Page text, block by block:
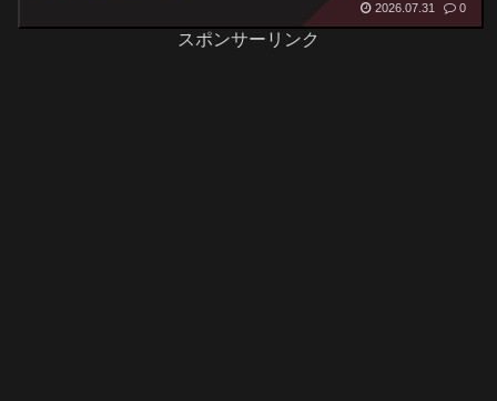
2026.07.31 0
スポンサーリンク